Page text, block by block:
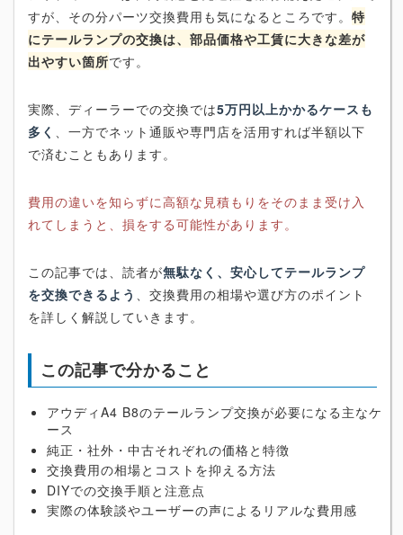
すが、その分パーツ交換費用も気になるところです。 特
にテールランプの交換は、部品価格や工賃に大きな差が
出やすい箇所です。
実際、ディーラーでの交換では5万円以上かかるケースも
多く 、一方でネット通販や専門店を活用すれば半額以下
で済むこともあります。
費用の違いを知らずに高額な見積もりをそのまま受け入
れてしまうと、損をする可能性があります。
この記事では、読者が無駄なく、安心してテールランプ
を交換できるよう 、交換費用の相場や選び方のポイント
を詳しく解説していきます。
この記事で分かること
アウディA4 B8のテールランプ交換が必要になる主なケ
ース
純正・社外・中古それぞれの価格と特徴
交換費用の相場とコストを抑える方法
DIYでの交換手順と注意点
実際の体験談やユーザーの声によるリアルな費用感